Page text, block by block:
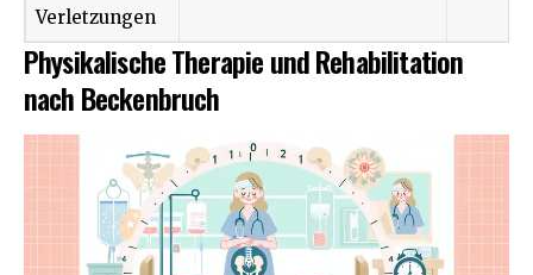
Verletzungen
Physikalische Therapie und Rehabilitation
nach Beckenbruch